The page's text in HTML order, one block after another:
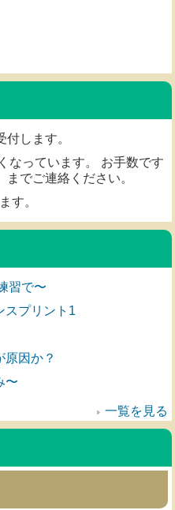
します。
なっています。 お手数です
でご連絡ください。
す。
習で〜
スプリント1
因か？
〜
一覧を見る